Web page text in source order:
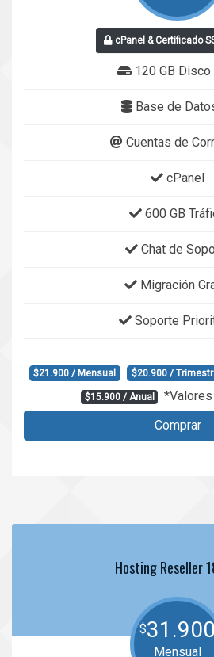
cPanel & Certificado
120 GB Disco
Base de
Cuentas de
cPanel
600 GB
Chat de
Migración
Soporte
$21.900 / Mensual $20.900 /
$15.900 / Anual
Comprar
Hosting Reseller
$
Mensual